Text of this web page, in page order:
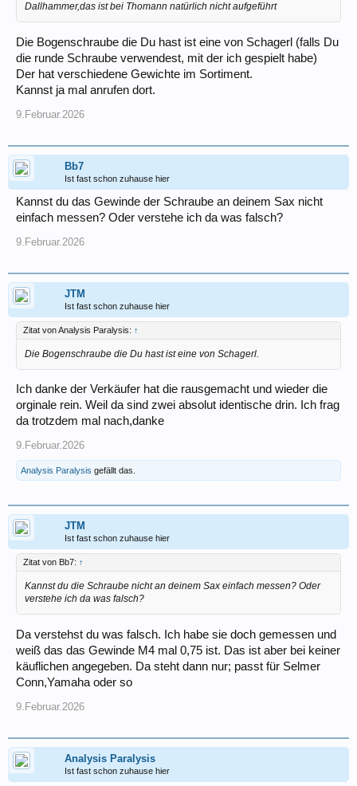
Dallhammer,das ist bei Thomann natürlich nicht aufgeführt
Die Bogenschraube die Du hast ist eine von Schagerl (falls Du
die runde Schraube verwendest, mit der ich gespielt habe)
Der hat verschiedene Gewichte im Sortiment.
Kannst ja mal anrufen dort.
9.Februar.2026
Bb7
Ist fast schon zuhause hier
Kannst du das Gewinde der Schraube an deinem Sax nicht
einfach messen? Oder verstehe ich da was falsch?
9.Februar.2026
JTM
Ist fast schon zuhause hier
Zitat von Analysis Paralysis: ↑
Die Bogenschraube die Du hast ist eine von Schagerl.
Ich danke der Verkäufer hat die rausgemacht und wieder die
orginale rein. Weil da sind zwei absolut identische drin. Ich frag
da trotzdem mal nach,danke
9.Februar.2026
Analysis Paralysis gefällt das.
JTM
Ist fast schon zuhause hier
Zitat von Bb7: ↑
Kannst du die Schraube nicht an deinem Sax einfach messen? Oder
verstehe ich da was falsch?
Da verstehst du was falsch. Ich habe sie doch gemessen und
weiß das das Gewinde M4 mal 0,75 ist. Das ist aber bei keiner
käuflichen angegeben. Da steht dann nur; passt für Selmer
Conn,Yamaha oder so
9.Februar.2026
Analysis Paralysis
Ist fast schon zuhause hier